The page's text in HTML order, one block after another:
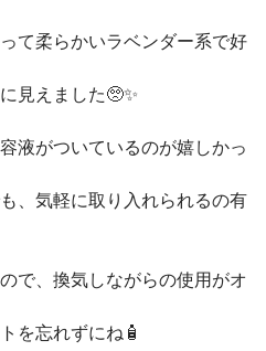
て柔らかいラベンダー系で好
見えました🥺✨
液がついているのが嬉しかっ
、気軽に取り入れられるの有
で、換気しながらの使用がオ
を忘れずにね🧴